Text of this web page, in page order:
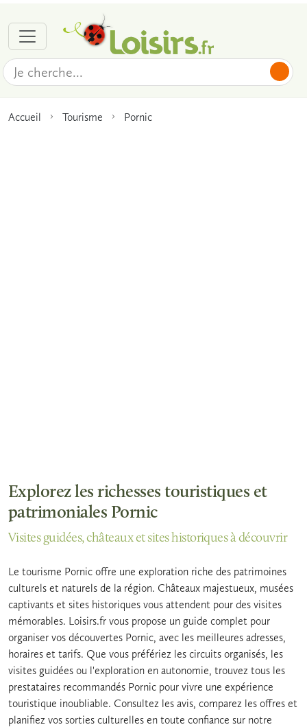
Accueil Tourisme Pornic
Explorez les richesses touristiques et
patrimoniales Pornic
Visites guidées, châteaux et sites historiques à découvrir
Le tourisme Pornic offre une exploration riche des patrimoines
culturels et naturels de la région. Châteaux majestueux, musées
captivants et sites historiques vous attendent pour des visites
mémorables. Loisirs.fr vous propose un guide complet pour
organiser vos découvertes Pornic, avec les meilleures adresses,
horaires et tarifs. Que vous préfériez les circuits organisés, les
visites guidées ou l'exploration en autonomie, trouvez tous les
prestataires recommandés Pornic pour vivre une expérience
touristique inoubliable. Consultez les avis, comparez les offres et
planifiez vos sorties culturelles en toute confiance sur notre